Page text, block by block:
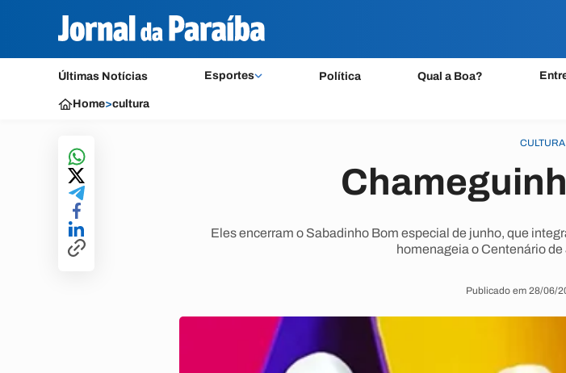
Últimas Notícias Esportes Política Qual a Boa?
Home>cultura
CULTURA
Eles encerram o Sabadinho Bom especial de junho, que
homenageia o Centenário
Publicado em 28/06/